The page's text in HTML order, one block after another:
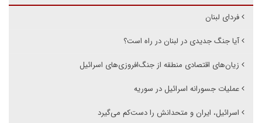
فردای لبنان
آیا جنگ جدیدی در لبنان در راه است؟
زیان‌های اقتصادی منطقه از جنگ‌افروزی‌های اسرائیل
عملیات جسورانه‌ اسرائیل در سوریه
اسرائیل، ایران و متحدانش را دست‌کم می‌گیرد